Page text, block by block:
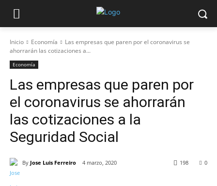
Inicio Economía
Las empresas que paren por el coronavirus se
ahorrarán las cotizaciones a...
Economía
Las empresas que paren por
el coronavirus se ahorrarán
las cotizaciones a la
Seguridad Social
By Jose Luis Ferreiro 4 marzo, 2020 0
198